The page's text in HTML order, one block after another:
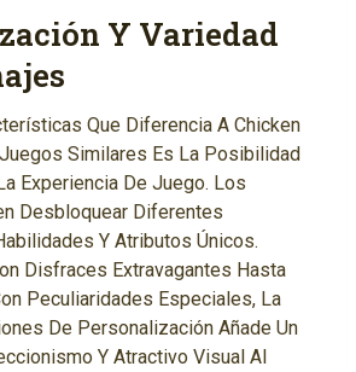
Y Variedad
Que Diferencia A Chicken
Similares Es La Posibilidad
Experiencia De Juego. Los
Desbloquear Diferentes
Y Atributos Únicos.
Disfraces Extravagantes Hasta
Peculiaridades Especiales, La
De Personalización Añade Un
Y Atractivo Visual Al